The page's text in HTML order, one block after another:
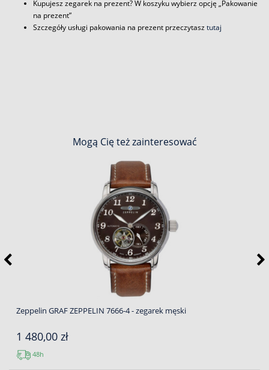
Kupujesz zegarek na prezent? W koszyku wybierz opcję „Pakowanie
na prezent”
Szczegóły usługi pakowania na prezent przeczytasztutaj
Mogą Cię też zainteresować
Zeppelin GRAF ZEPPELIN 7666-4 - zegarek męski
1 480,00 zł
48h